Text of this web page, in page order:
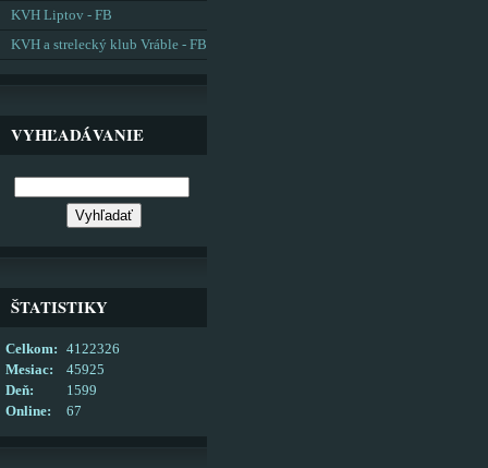
KVH Liptov - FB
KVH a strelecký klub Vráble - FB
VYHĽADÁVANIE
ŠTATISTIKY
Online: 67
Celkom:
4122326
Mesiac:
45925
Deň:
1599